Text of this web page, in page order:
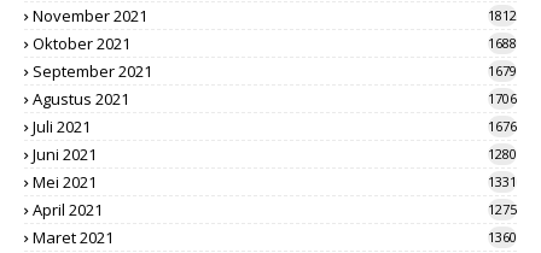
November 2021 1812
Oktober 2021 1688
September 2021 1679
Agustus 2021 1706
Juli 2021 1676
Juni 2021 1280
Mei 2021 1331
April 2021 1275
Maret 2021 1360